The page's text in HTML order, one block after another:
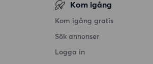
Kom igång
Kom igång gratis
Sök annonser
Logga in